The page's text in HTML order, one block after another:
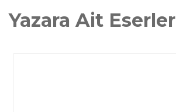
Yazara Ait Eserler